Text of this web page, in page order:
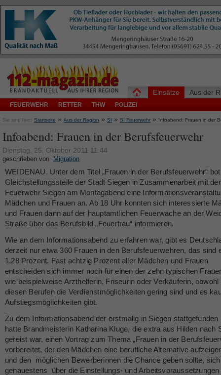
Einsätze
FEUERWEHR RETTER THW POLIZEI
Aus der
Sie sind hier: Startseite » Aus der Region » SI » SI Feuerwehr » Infoabend: Frauen in der
Infoabend: Frauen in der Berufsfeuerwehr
Dienstag, 25. Oktober 2011 11:44
geschrieben von Migration
WEIDENAU. Unter dem Titel „Frauen in der Berufsfeuerwehr“
Gleichstellungsstelle der Stadt Siegen in Zusammenarbeit mit der
Feuerwehr Siegen am Montagabend eine
Mädchen und Frauen an. Ab 18 Uhr konnten sich interessierte
und Frauen dann auf der hauptamtlichen Feuerwache an der
Straße über das Berufsbild „Feuerfrau“ informieren.
Wie an dem Informationsabend zu erfahren war, gibt es
derzeit nur etwa 360 Frauen in den Berufsfeuerwehren, das sind
1,28 Prozent. Fast achtzig Prozent aller Mädchen und Frauen
entscheiden sich immer noch für einen der zehn typischen
wie beispielweise Arzthelferin, Friseurin oder Verkäuferin, obwohl
diesen Berufen die Verdienstmöglichkeiten gering sind und es
Aufstiegsmöglichkeiten gibt.
Zu dem Informationsabend der erstmalig in Siegen stattgefunden
hatte Brandmeisterin Katharina Kluge, die extra aus Hilden nach
gereist war, einen Vortrag zum Thema „Frauen in der
vorbereitet, der den Mädchen eine berufliche Alternative
und den möglichen Bewerberinnen die Chance geben sollte, sich
genauestens über die Einstellungs- und Arbeitsvoraussetzungen